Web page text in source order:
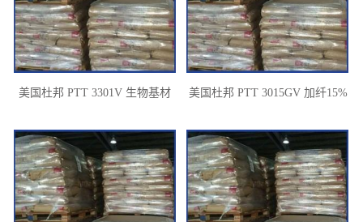
美国杜邦 PTT 3301V 生物基材
美国杜邦 PTT 3015GV 加纤15%